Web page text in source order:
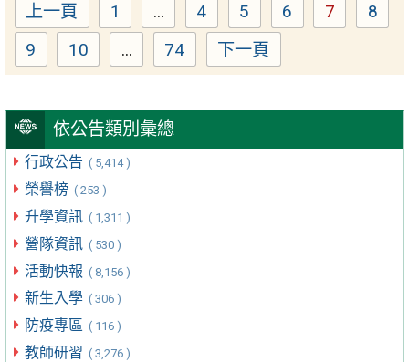
依公告類別彙總
行政公告 ( 5,414 )
榮譽榜 ( 253 )
升學資訊 ( 1,311 )
營隊資訊 ( 530 )
活動快報 ( 8,156 )
新生入學 ( 306 )
防疫專區 ( 116 )
教師研習 ( 3,276 )
上一頁 Page
1 ... Page
4 Page
5 Page
6 Page
7 8
Page
9 Page
10 ... Page
74 下一頁